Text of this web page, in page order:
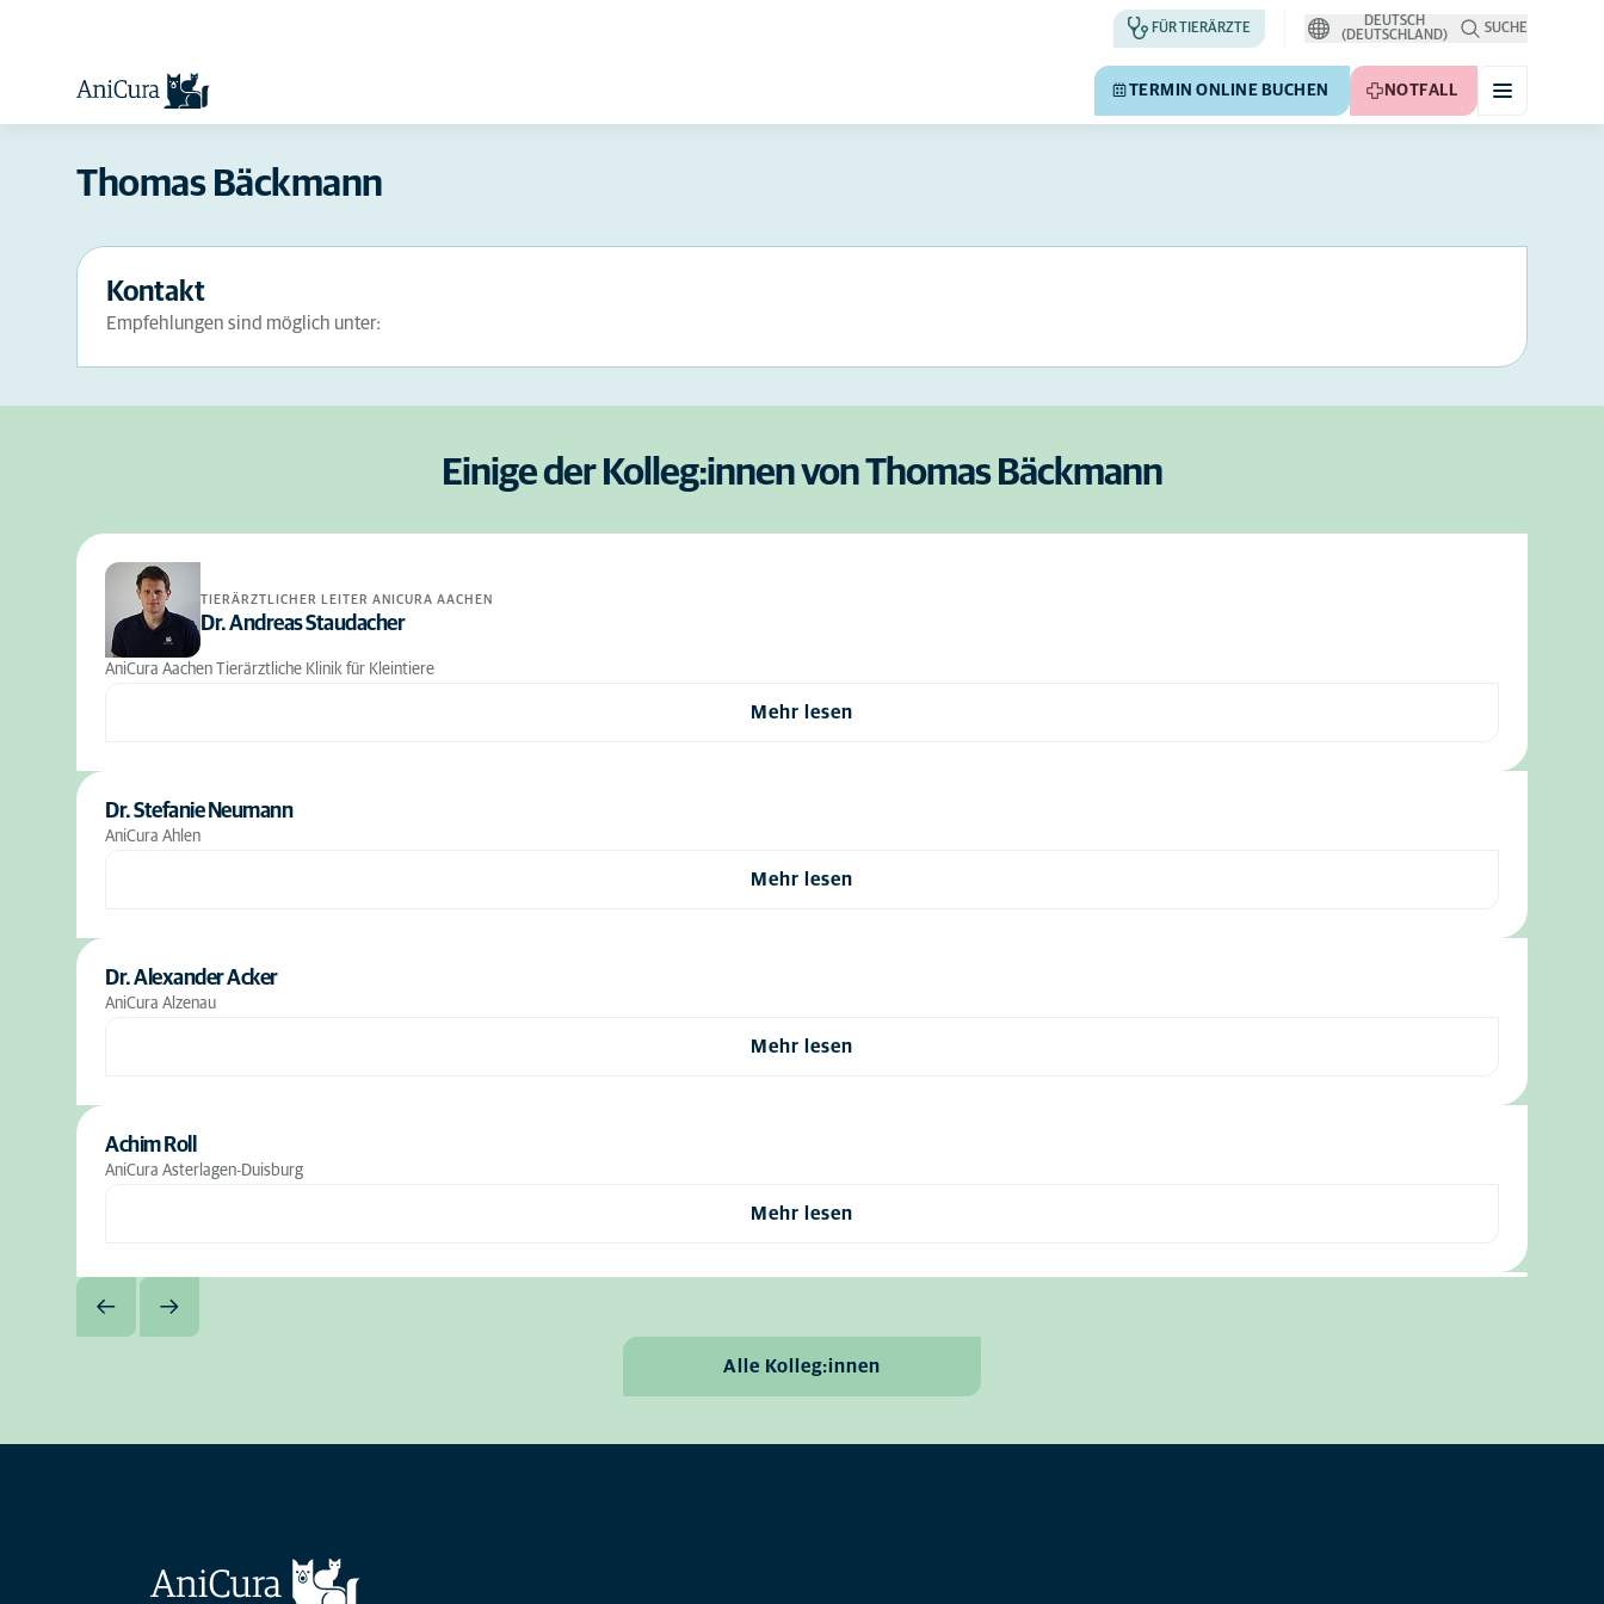
FÜR TIERÄRZTE
DEUTSCH
(DEUTSCHLAND)
SUCHE
TERMIN ONLINE BUCHEN NOTFALL
Thomas Bäckmann
Kontakt
Empfehlungen sind möglich unter:
Einige der Kolleg:innen von Thomas Bäckmann
TIERÄRZTLICHER LEITER ANICURA AACHEN
Dr. Andreas Staudacher
AniCura Aachen Tierärztliche Klinik für Kleintiere
Mehr lesen
Dr. Stefanie Neumann
AniCura Ahlen
Mehr lesen
Dr. Alexander Acker
AniCura Alzenau
Mehr lesen
Achim Roll
AniCura Asterlagen-Duisburg
Mehr lesen
Alle Kolleg:innen